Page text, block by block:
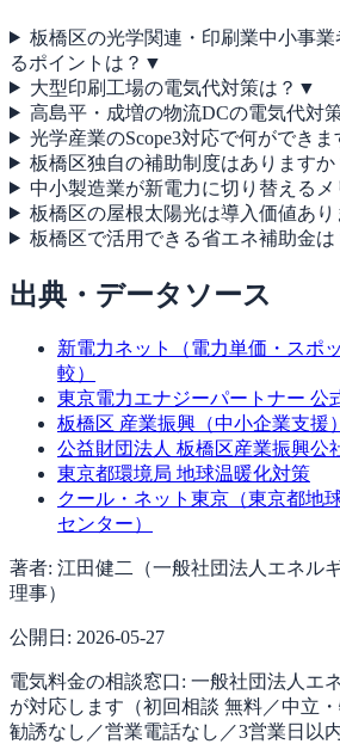
板橋区の光学関連・印刷業中小事
るポイントは？ ▼
大型印刷工場の電気代対策は？ ▼
高島平・成増の物流DCの電気代対
光学産業のScope3対応で何ができま
板橋区独自の補助制度はありますか
中小製造業が新電力に切り替えるメ
板橋区の屋根太陽光は導入価値あり
板橋区で活用できる省エネ補助金は
出典・データソース
新電力ネット（電力単価・スポ
較）
東京電力エナジーパートナー 公
板橋区 産業振興（中小企業支援）
公益財団法人 板橋区産業振興公
東京都環境局 地球温暖化対策
クール・ネット東京（東京都地
センター）
著者: 江田健二（一般社団法人エネル
理事）
公開日: 2026-05-27
電気料金の相談窓口: 一般社団法人エ
が対応します（初回相談 無料／中立
勧誘なし／営業電話なし／3営業日以